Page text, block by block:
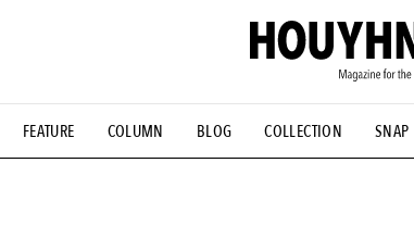
FEATURE COLUMN BLOG COLLECTION SNAP
#ESSENTIAL DESIGNS #古着サミット #NEW VINTAGE
#Commune H #FOCUS IT #AH.H #ととけん